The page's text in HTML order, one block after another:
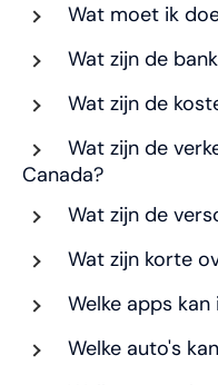
Wat moet ik
Wat zijn de
Wat zijn de
Wat zijn de
Canada?
Wat zijn de
Wat zijn korte
Welke apps kan
Welke auto's